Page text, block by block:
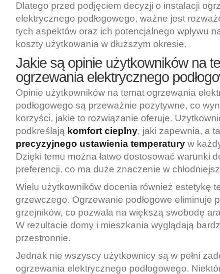
Dlatego przed podjęciem decyzji o instalacji
elektrycznego podłogowego, ważne jest
tych aspektów oraz ich potencjalnego wpływu
koszty użytkowania w dłuższym okresie.
Jakie są opinie użytkowników na
ogrzewania elektrycznego
Opinie użytkowników na temat ogrzewania
podłogowego są przeważnie pozytywne, co
korzyści, jakie to rozwiązanie oferuje.
podkreślają komfort cieplny, jaki zapewnia, a
precyzyjnego ustawienia temperatury w
Dzięki temu można łatwo dostosować warunki
preferencji, co ma duże znaczenie w
Wielu użytkowników docenia również estetykę
grzewczego. Ogrzewanie podłogowe eliminuje
grzejników, co pozwala na większą swobodę
W rezultacie domy i mieszkania wyglądają
przestronnie.
Jednak nie wszyscy użytkownicy są w pełni
ogrzewania elektrycznego podłogowego.